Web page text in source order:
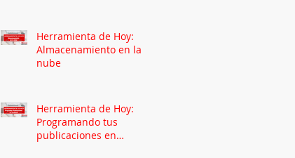
Herramienta de Hoy:
Almacenamiento en la
nube
Herramienta de Hoy:
Programando tus
publicaciones en